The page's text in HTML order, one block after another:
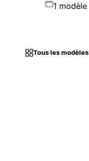
1 modèle
Tous les modèles